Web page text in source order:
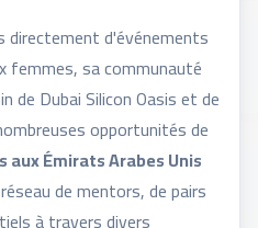
directement d'événements
femmes, sa communauté
de Dubai Silicon Oasis et de
opportunités de
Émirats Arabes Unis
de mentors, de pairs
à travers divers